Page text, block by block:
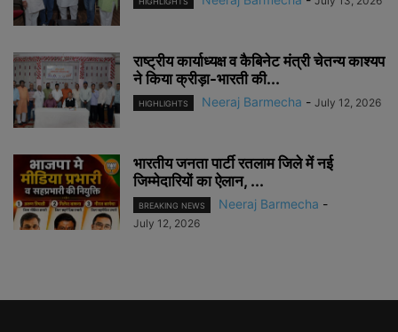
राष्ट्रीय कार्याध्यक्ष व कैबिनेट मंत्री चेतन्य काश्यप
ने किया क्रीड़ा-भारती की...
HIGHLIGHTS Neeraj Barmecha - July 12, 2026
भारतीय जनता पार्टी रतलाम जिले में नई
जिम्मेदारियों का ऐलान, ...
BREAKING NEWS Neeraj Barmecha -
July 12, 2026